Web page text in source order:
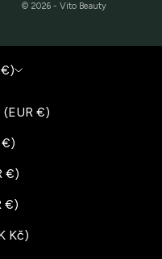
© 2026 - Vito Beauty
Finland (EUR €)
Åland Islands (EUR €)
Austria (EUR €)
Belgium (EUR €)
Bulgaria (EUR €)
Czechia (CZK Kč)